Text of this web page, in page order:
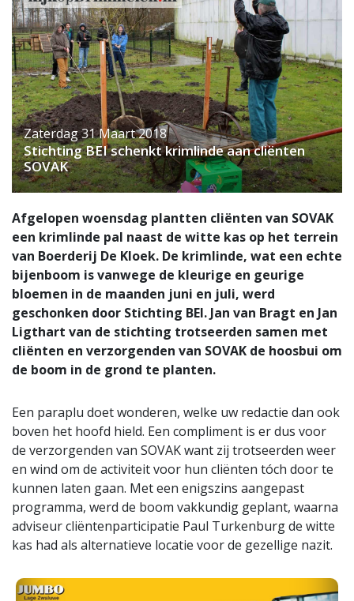
Zaterdag 31 Maart 2018
Stichting BEI schenkt krimlinde aan cliënten
SOVAK
Afgelopen woensdag plantten cliënten van SOVAK
een krimlinde pal naast de witte kas op het terrein
van Boerderij De Kloek. De krimlinde, wat een echte
bijenboom is vanwege de kleurige en geurige
bloemen in de maanden juni en juli, werd
geschonken door Stichting BEI. Jan van Bragt en Jan
Ligthart van de stichting trotseerden samen met
cliënten en verzorgenden van SOVAK de hoosbui om
de boom in de grond te planten.
Een paraplu doet wonderen, welke uw redactie dan ook
boven het hoofd hield. Een compliment is er dus voor
de verzorgenden van SOVAK want zij trotseerden weer
en wind om de activiteit voor hun cliënten tóch door te
kunnen laten gaan. Met een enigszins aangepast
programma, werd de boom vakkundig geplant, waarna
adviseur cliëntenparticipatie Paul Turkenburg de witte
kas had als alternatieve locatie voor de gezellige nazit.